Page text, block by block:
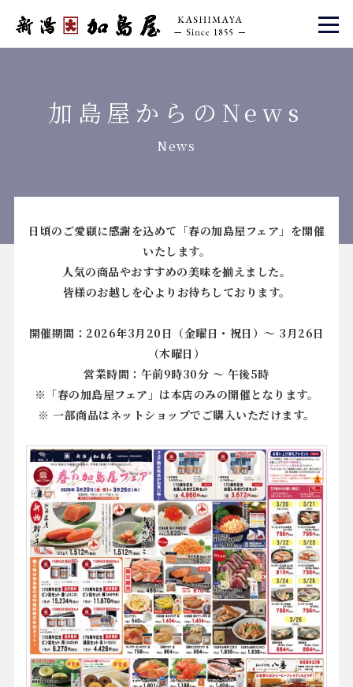
加島屋からのNews
News
日頃のご愛顧に感謝を込めて「春の加島屋フェア」を開催
いたします。
人気の商品やおすすめの美味を揃えました。
皆様のお越しを心よりお待ちしております。
開催期間：2026年3月20日（金曜日・祝日）～ 3月26日
（木曜日）
営業時間：午前9時30分 ～ 午後5時
※「春の加島屋フェア」は本店のみの開催となります。
※ 一部商品はネットショップでご購入いただけます。